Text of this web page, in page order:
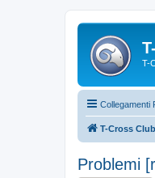
T-
Collegamenti
T-Cross Club
Problemi